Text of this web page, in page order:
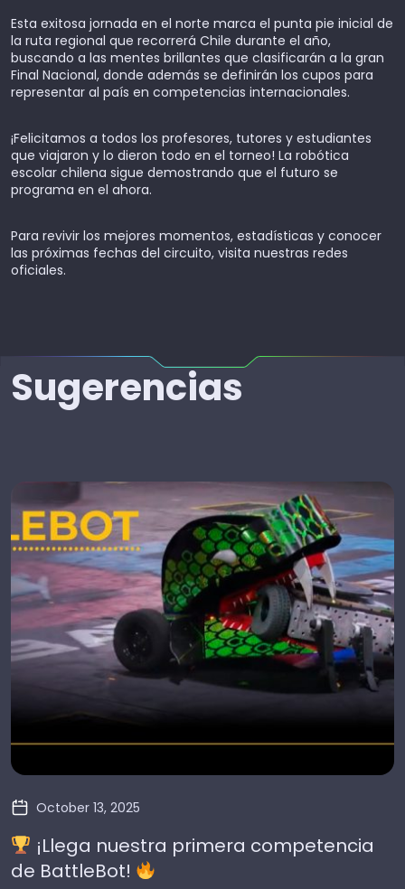
Esta exitosa jornada en el norte marca el punta pie inicial de
la ruta regional que recorrerá Chile durante el año,
buscando a las mentes brillantes que clasificarán a la gran
Final Nacional, donde además se definirán los cupos para
representar al país en competencias internacionales.
¡Felicitamos a todos los profesores, tutores y estudiantes
que viajaron y lo dieron todo en el torneo! La robótica
escolar chilena sigue demostrando que el futuro se
programa en el ahora.
Para revivir los mejores momentos, estadísticas y conocer
las próximas fechas del circuito, visita nuestras redes
oficiales.
Sugerencias
October 13, 2025
¡Llega nuestra primera competencia
de BattleBot!